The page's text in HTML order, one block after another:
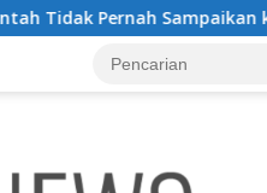
Sampaikan ke DPRD soal